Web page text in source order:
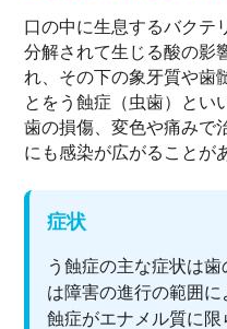
口の中に生息するバクテ
分解されて生じる酸の影
れ、その下の象牙質や歯
とをう蝕症（虫歯）とい
歯の損傷、変色や痛みで
にも感染が広がることが
症状
う蝕症の主な症状は
は障害の進行の範囲
蝕症がエナメル質に